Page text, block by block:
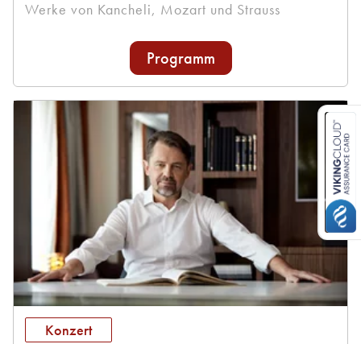
Werke von Kancheli, Mozart und Strauss
Programm
Konzert